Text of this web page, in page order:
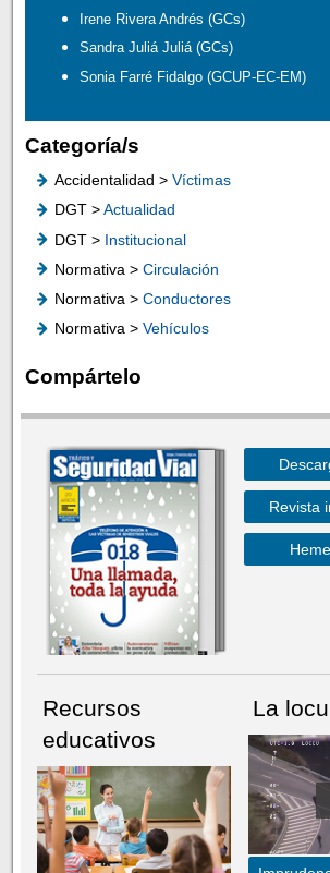
Irene Rivera Andrés (GCs)
Sandra Juliá Juliá (GCs)
Sonia Farré Fidalgo (GCUP-EC-EM)
Categoría/s
Accidentalidad > Víctimas
DGT >Actualidad
DGT > Institucional
Normativa > Circulación
Normativa > Conductores
Normativa > Vehículos
Compártelo
Revista
Recursos
educativos
La